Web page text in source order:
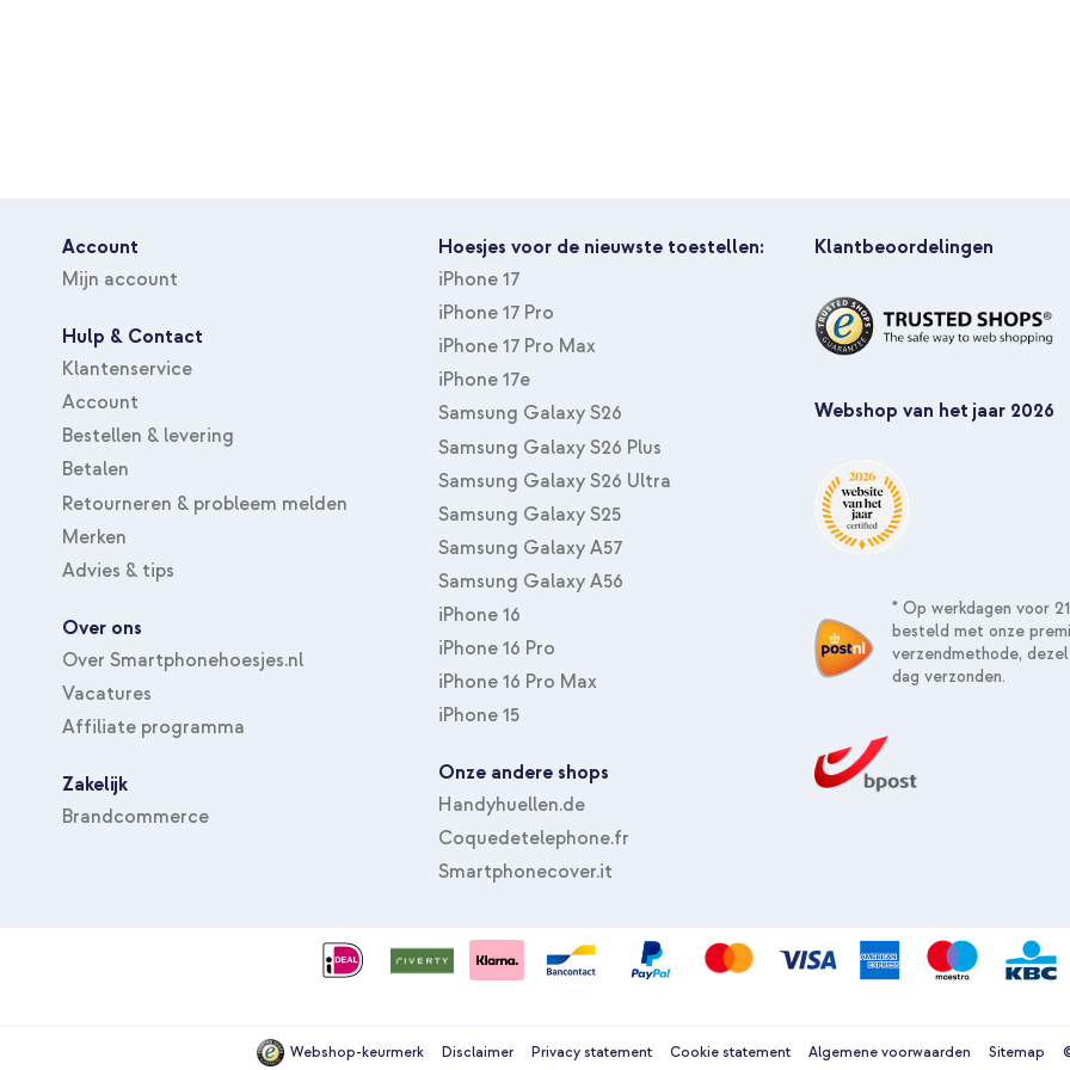
imoshion Trifold Bookcase
(2019) 10.2 inch - Lila + USB-C
imoshion Trifold Bookcase
(2019) 10.2 inch - Lila + Luxe
Account
Mijn account
Hulp & Contact
Klantenservice
Account
Bestellen & levering
Betalen
Retourneren & probleem melden
Merken
Advies & tips
Over ons
Over Smartphonehoesjes.nl
Vacatures
Affiliate programma
Zakelijk
Brandcommerce
Hoesjes voor de nieuwste toestellen:
iPhone 17
iPhone 17 Pro
iPhone 17 Pro Max
iPhone 17e
Samsung Galaxy S26
Samsung Galaxy S26 Plus
Samsung Galaxy S26 Ultra
Samsung Galaxy S25
Samsung Galaxy A57
Samsung Galaxy A56
iPhone 16
iPhone 16 Pro
iPhone 16 Pro Max
iPhone 15
Onze andere shops
Handyhuellen.de
Coquedetelephone.fr
Smartphonecover.it
Klantbeoordelingen
Webshop van het jaar 2026
* Op werkdagen voor
besteld met onze
verzendmethode,
dag verzonden.
Webshop-keurmerk Disclaimer Privacy statement Cookie statement Algemene voorwaarden Sitemap